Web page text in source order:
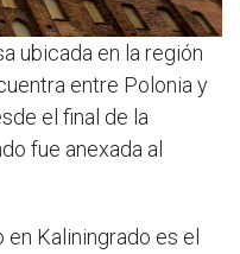
ubicada en la región
entre Polonia y
el final de la
fue anexada al
en Kaliningrado es el